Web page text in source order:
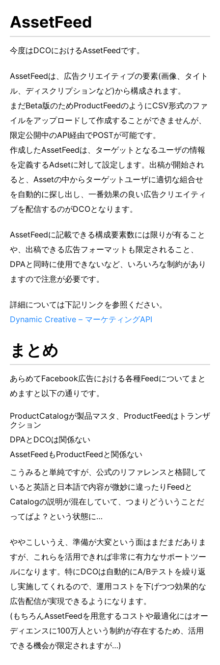
AssetFeed
今度はDCOにおけるAssetFeedです。
AssetFeedは、広告クリエイティブの要素(画像、タイト
ル、ディスクリプションなど)から構成されます。
まだBeta版のためProductFeedのようにCSV形式のファ
イルをアップロードして作成することができませんが、
限定公開中のAPI経由でPOSTが可能です。
作成したAssetFeedは、ターゲットとなるユーザの情報
を定義するAdsetに対して設定します。出稿が開始され
ると、Assetの中からターゲットユーザに適切な組合せ
を自動的に探し出し、一番効果の良い広告クリエイティ
ブを配信するのがDCOとなります。
AssetFeedに記載できる構成要素数には限りが有ること
や、出稿できる広告フォーマットも限定されること、
DPAと同時に使用できないなど、いろいろな制約があり
ますので注意が必要です。
詳細については下記リンクを参照ください。
Dynamic Creative – マーケティングAPI
まとめ
あらめてFacebook広告における各種Feedについてまと
めますと以下の通りです。
ProductCatalogが製品マスタ、ProductFeedはトランザ
クション
DPAとDCOは関係ない
AssetFeedもProductFeedと関係ない
こうみると単純ですが、公式のリファレンスと格闘して
いると英語と日本語で内容が微妙に違ったりFeedと
Catalogの説明が混在していて、つまりどういうことだ
ってばよ？という状態に…
ややこしいうえ、準備が大変という面はまだまだありま
すが、これらを活用できれば非常に有力なサポートツー
ルになります。特にDCOは自動的にA/Bテストを繰り返
し実施してくれるので、運用コストを下げつつ効果的な
広告配信が実現できるようになります。
(もちろんAssetFeedを用意するコストや最適化にはオー
ディエンスに100万人という制約が存在するため、活用
できる機会が限定されますが…)